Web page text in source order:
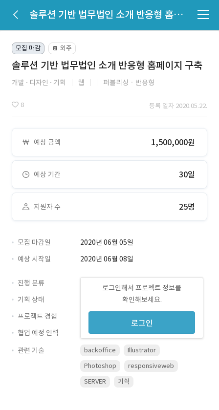
솔루션 기반 법무법인 소개 반응형 홈페이지 구축
모집 마감 📔 외주
솔루션 기반 법무법인 소개 반응형 홈페이지 구축
개발 디자인 기획 웹 퍼블리싱ㆍ반응형
8 등록 일자 2020.05.22.
예상 금액 1,500,000원
예상 기간 30일
지원자 수 25명
모집 마감일
2020년 06월 05일
예상 시작일
2020년 06월 08일
로그인해서 프로젝트 정보를
확인해보세요.
로그인
진행 분류
기획 상태
프로젝트 경험
협업 예정 인력
관련 기술
backoffice
Illustrator
Photoshop
responsiveweb
SERVER
기획